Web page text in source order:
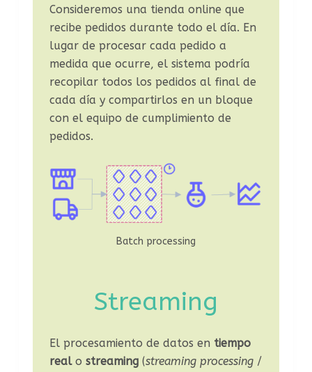
Consideremos una tienda online que
recibe pedidos durante todo el día. En
lugar de procesar cada pedido a
medida que ocurre, el sistema podría
recopilar todos los pedidos al final de
cada día y compartirlos en un bloque
con el equipo de cumplimiento de
pedidos.
Batch processing
Streaming
El procesamiento de datos en tiempo
realo streaming(streaming processing/